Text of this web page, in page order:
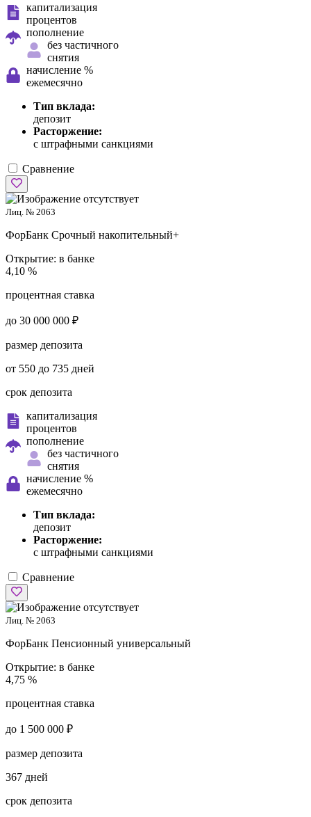
капитализация
процентов
пополнение
без частичного
снятия
начисление %
ежемесячно
Тип вклада:
депозит
Расторжение:
с штрафными санкциями
Сравнение
Лиц. № 2063
ФорБанк Срочный накопительный+
Открытие: в банке
4,10 %
процентная ставка
до 30 000 000 ₽
размер депозита
от 550 до 735 дней
срок депозита
капитализация
процентов
пополнение
без частичного
снятия
начисление %
ежемесячно
Тип вклада:
депозит
Расторжение:
с штрафными санкциями
Сравнение
Лиц. № 2063
ФорБанк Пенсионный универсальный
Открытие: в банке
4,75 %
процентная ставка
до 1 500 000 ₽
размер депозита
367 дней
срок депозита